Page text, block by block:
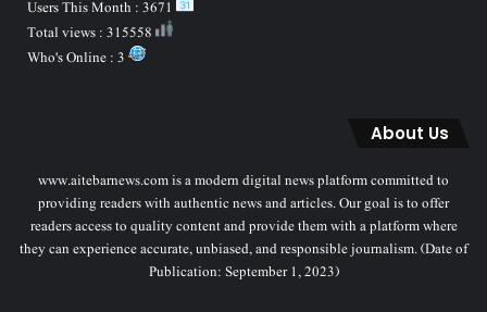
About Us
www.aitebarnews.com is a modern digital news platform committed to
providing readers with authentic news and articles. Our goal is to offer
readers access to quality content and provide them with a platform where
they can experience accurate, unbiased, and responsible journalism. (Date of
Publication: September 1, 2023)